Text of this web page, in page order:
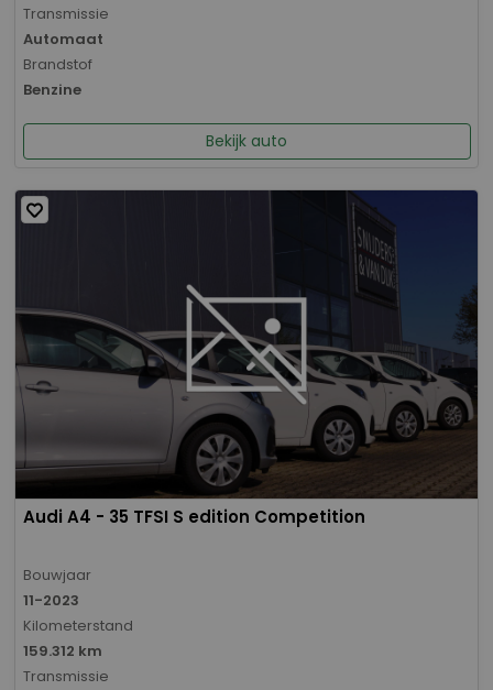
Transmissie
Automaat
Brandstof
Benzine
Bekijk auto
Audi A4 - 35 TFSI S edition Competition
Bouwjaar
11-2023
Kilometerstand
159.312 km
Transmissie